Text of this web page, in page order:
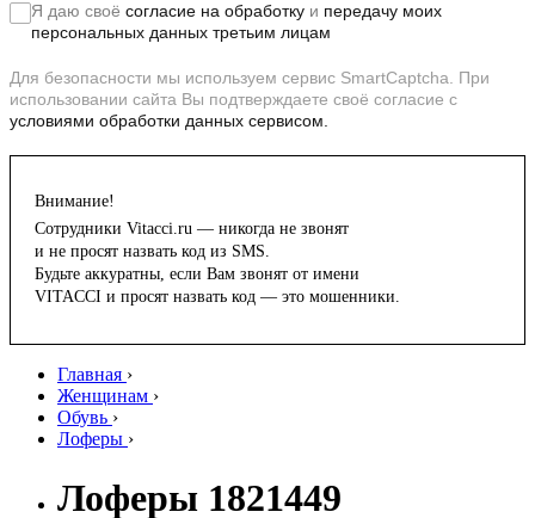
Я даю своё согласие на обработку и передачу моих
персональных данных третьим лицам
Для безопасности мы используем сервис SmartCaptcha. При
использовании сайта Вы подтверждаете своё согласие с
условиями обработки данных сервисом.
Внимание!
Сотрудники Vitacci.ru — никогда не звонят
и не просят назвать код из SMS.
Будьте аккуратны, если Вам звонят от имени
VITACCI и просят назвать код — это мошенники.
Главная ›
Женщинам ›
Обувь ›
Лоферы ›
Лоферы 1821449